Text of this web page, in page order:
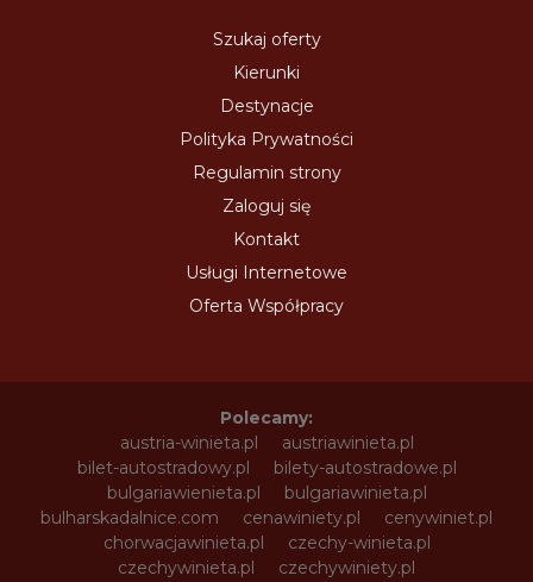
Szukaj oferty
Kierunki
Destynacje
Polityka Prywatności
Regulamin strony
Zaloguj się
Kontakt
Usługi Internetowe
Oferta Współpracy
Polecamy:
austria-winieta.pl
austriawinieta.pl
bilet-autostradowy.pl
bilety-autostradowe.pl
bulgariawienieta.pl
bulgariawinieta.pl
bulharskadalnice.com
cenawiniety.pl
cenywiniet.pl
chorwacjawinieta.pl
czechy-winieta.pl
czechywinieta.pl
czechywiniety.pl